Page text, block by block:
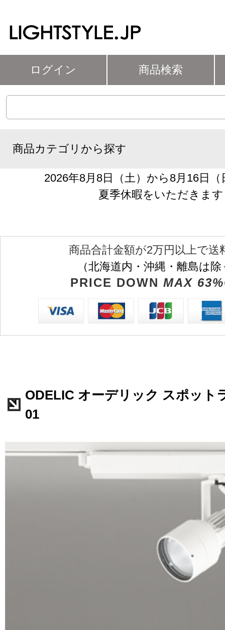
ログイン 商品検索
商品カテゴリから探す
2026年8月8日（土）から8月16日
夏季休暇をいただきます
商品合計金額が2万円以上で送
（北海道内・沖縄・離島は
PRICE DOWN MAX
ODELIC オーデリック スポット
01